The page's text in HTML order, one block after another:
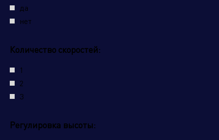
да
нет
Количество скоростей:
1
2
3
Регулировка высоты: